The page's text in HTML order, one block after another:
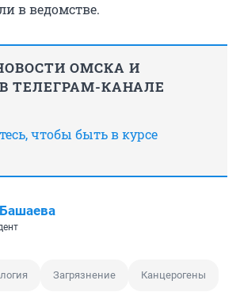
в ведомстве.
ОМСКА И
ТЕЛЕГРАМ-КАНАЛЕ
чтобы быть в курсе
Загрязнение Канцерогены